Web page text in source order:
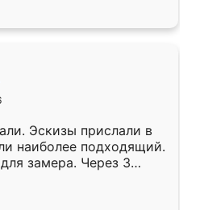
Эскизы прислали в
наиболее подходящий.
замера. Через 3
готова. Остались
Спасибо Ренессанс